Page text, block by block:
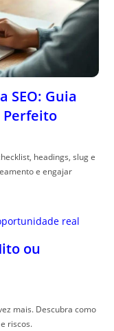
SEO: Guia
Perfeito
headings, slug e
e engajar
ou
mais. Descubra como
riscos.